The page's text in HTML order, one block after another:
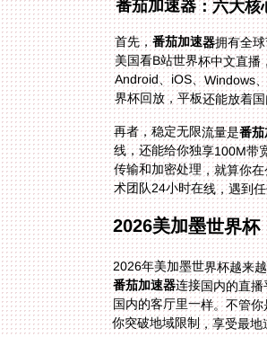
番茄加速器：六大
首先，番茄加速器拥有全
美国看B
Android、
界杯回放，平板还能放着
再者，稳定无限流量是番
术团队24小时在线，遇到
2026美加墨世界
2026年美加墨世界杯越来
番茄加速器连接国内的直
国内的客厅里一样。不管
你突破地域限制，享受最